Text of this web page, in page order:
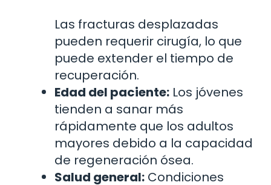
Las fracturas desplazadas
pueden requerir cirugía, lo que
puede extender el tiempo de
recuperación.
Edad del paciente: Los jóvenes
tienden a sanar más
rápidamente que los adultos
mayores debido a la capacidad
de regeneración ósea.
Salud general: Condiciones